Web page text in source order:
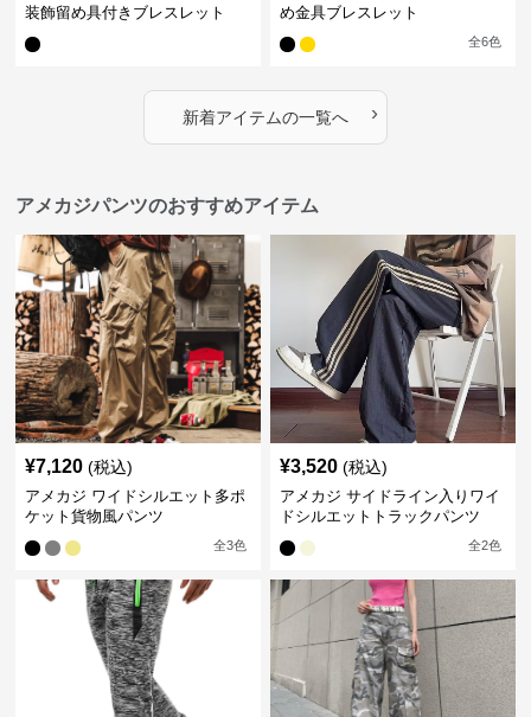
装飾留め具付きブレスレット
め金具ブレスレット
全6色
新着アイテムの一覧へ ›
アメカジパンツのおすすめアイテム
¥7,120 (税込)
アメカジ ワイドシルエット多ポ
ケット貨物風パンツ
全3色
¥3,520 (税込)
アメカジ サイドライン入りワイ
ドシルエットトラックパンツ
全2色